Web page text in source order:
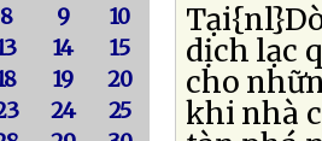
8 9
10
14
15
19
20
24
25
dịch lạc
cho
khi nhà